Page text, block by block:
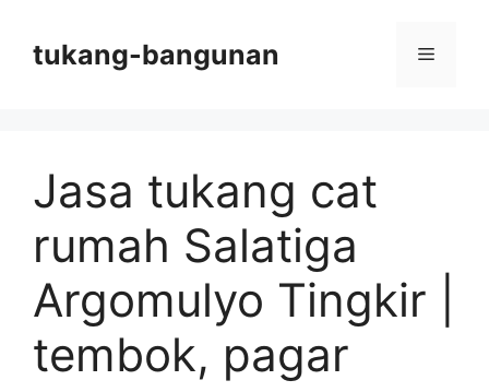
contenttukang-bangunan Menu
Jasa tukang cat
rumah Salatiga
Argomulyo Tingkir |
tembok, pagar